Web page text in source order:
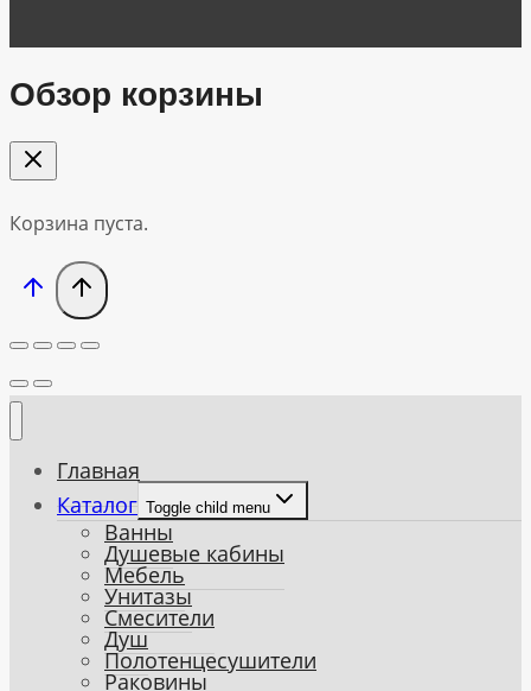
Обзор корзины
Корзина пуста.
Главная
Каталог Toggle child menu
Ванны
Душевые кабины
Мебель
Унитазы
Смесители
Душ
Полотенцесушители
Раковины